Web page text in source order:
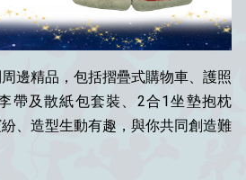
邊精品，包括摺疊式購物車、護照
帶及散紙包套裝、2合1坐墊抱枕
、造型生動有趣，與你共同創造難